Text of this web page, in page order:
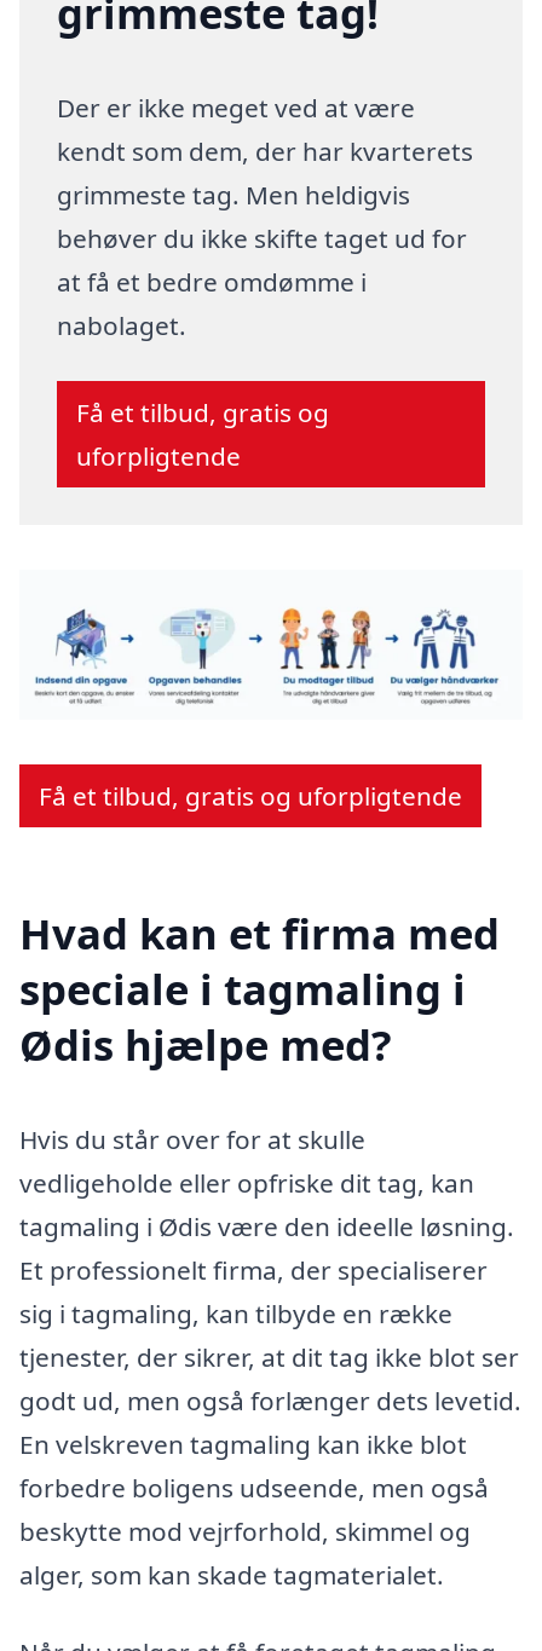
grimmeste tag!
Der er ikke meget ved at være
kendt som dem, der har kvarterets
grimmeste tag. Men heldigvis
behøver du ikke skifte taget ud for
at få et bedre omdømme i
nabolaget.
Få et tilbud, gratis og
uforpligtende
Få et tilbud, gratis og uforpligtende
Hvad kan et firma med
speciale i tagmaling i
Ødis hjælpe med?
Hvis du står over for at skulle
vedligeholde eller opfriske dit tag, kan
tagmaling i Ødis være den ideelle løsning.
Et professionelt firma, der specialiserer
sig i tagmaling, kan tilbyde en række
tjenester, der sikrer, at dit tag ikke blot ser
godt ud, men også forlænger dets levetid.
En velskreven tagmaling kan ikke blot
forbedre boligens udseende, men også
beskytte mod vejrforhold, skimmel og
alger, som kan skade tagmaterialet.